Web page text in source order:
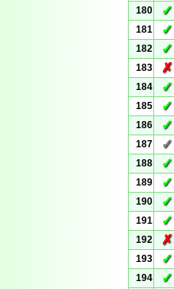
180
✓
181
✓
182
✓
183
✗
184
✓
185
✓
186
✓
187
✓
188
✓
189
✓
190
✓
191
✓
192
✗
193
✓
194
✓